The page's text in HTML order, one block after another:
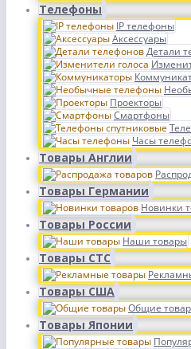
Телефоны
IP телефоны
Аксессуары
Детали
Проекторы
Смартфоны
Часы
Товары Англии
Товары Германии
Новинки
Товары России
Наши товары
Товары СТС
Товары США
Общие
Товары Японии